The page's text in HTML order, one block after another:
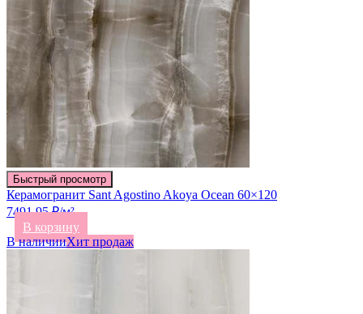
Быстрый просмотр
Керамогранит Sant Agostino Akoya Ocean 60×120
7491.95 ₽/м²
В корзину
В наличииХит продаж